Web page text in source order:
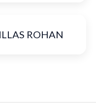
ROHAN